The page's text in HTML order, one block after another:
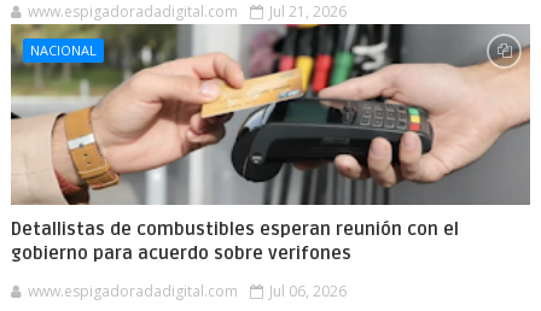
www.espigadoradadigital.com Jul 21, 2026
NACIONAL
Detallistas de combustibles esperan reunión con el
gobierno para acuerdo sobre verifones
www.espigadoradadigital.com Jul 06, 2026